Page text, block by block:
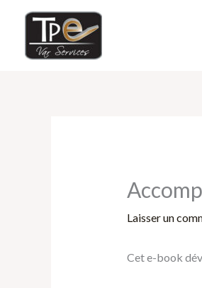
contenu
Laisser un
Cet e-book